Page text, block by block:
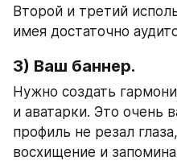
Второй и третий
имея достаточно
3) Ваш баннер.
Нужно создать
и аватарки. Это очень
профиль не резал
восхищение и